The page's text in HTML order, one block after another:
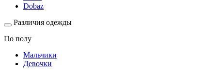
Dobaz
Различия одежды
По полу
Мальчики
Девочки